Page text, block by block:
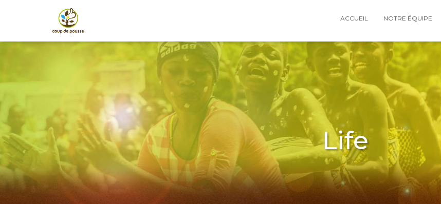
ACCUEIL NOTRE ÉQUIPE
Life